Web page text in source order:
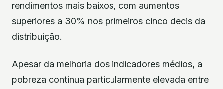
rendimentos mais baixos, com aumentos
superiores a 30% nos primeiros cinco decis da
distribuição.
Apesar da melhoria dos indicadores médios, a
pobreza continua particularmente elevada entre